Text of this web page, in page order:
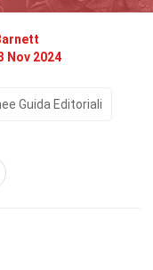
Nov 2024
Guida Editoriali